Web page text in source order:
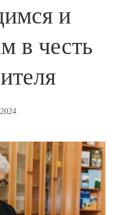
и
в честь